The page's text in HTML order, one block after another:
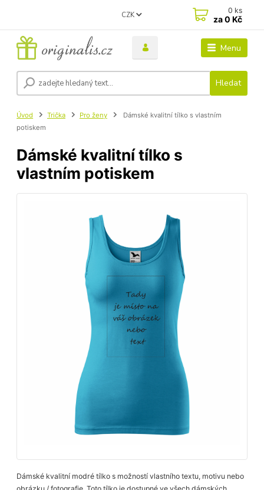
Menu
CZK
Hledat
0 ks
za0 Kč
Úvod Trička Pro ženy
Dámské kvalitní tílko s vlastním
potiskem
Dámské kvalitní tílko s
vlastním potiskem
Dámské kvalitní modré tílko s možností vlastního textu, motivu nebo